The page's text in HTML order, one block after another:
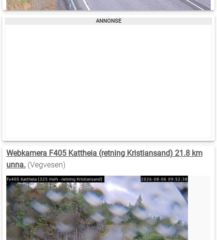
Webkamera F405 Kattheia (retning Kristiansand) 21.8 km
unna. (Vegvesen)